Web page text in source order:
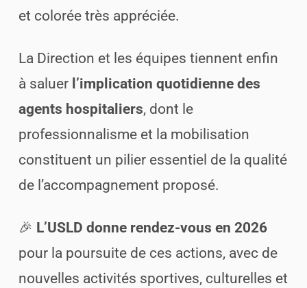
et colorée très appréciée.
La Direction et les équipes tiennent enfin
à saluer l’implication quotidienne des
agents hospitaliers, dont le
professionnalisme et la mobilisation
constituent un pilier essentiel de la qualité
de l’accompagnement proposé.
🎉 L’USLD donne rendez-vous en 2026
pour la poursuite de ces actions, avec de
nouvelles activités sportives, culturelles et